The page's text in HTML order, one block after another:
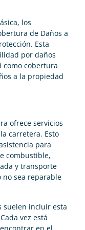
los
de Daños a
Esta
por daños
como cobertura
a la propiedad
ofrece servicios
carretera. Esto
para
combustible,
y transporte
no sea reparable
suelen incluir esta
vez está